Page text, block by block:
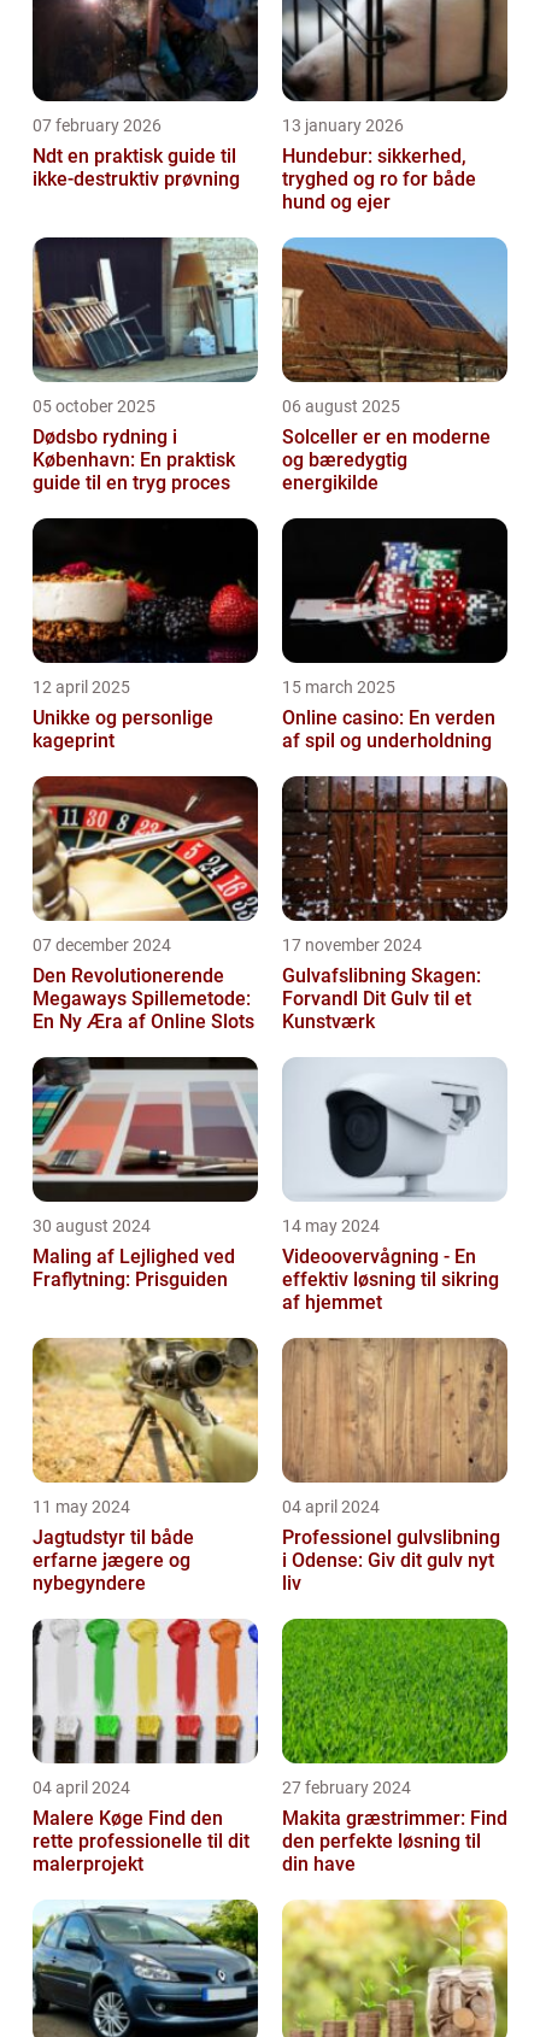
07 february 2026
Ndt en praktisk guide til
ikke-destruktiv prøvning
13 january 2026
Hundebur: sikkerhed,
tryghed og ro for både
hund og ejer
05 october 2025
Dødsbo rydning i
København: En praktisk
guide til en tryg proces
06 august 2025
Solceller er en moderne
og bæredygtig
energikilde
12 april 2025
Unikke og personlige
kageprint
15 march 2025
Online casino: En verden
af spil og underholdning
07 december 2024
Den Revolutionerende
Megaways Spillemetode:
En Ny Æra af Online Slots
17 november 2024
Gulvafslibning Skagen:
Forvandl Dit Gulv til et
Kunstværk
30 august 2024
Maling af Lejlighed ved
Fraflytning: Prisguiden
14 may 2024
Videoovervågning - En
effektiv løsning til sikring
af hjemmet
11 may 2024
Jagtudstyr til både
erfarne jægere og
nybegyndere
04 april 2024
Professionel gulvslibning
i Odense: Giv dit gulv nyt
liv
04 april 2024
Malere Køge Find den
rette professionelle til dit
malerprojekt
27 february 2024
Makita græstrimmer: Find
den perfekte løsning til
din have